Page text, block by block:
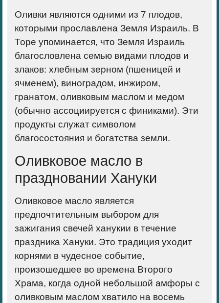
Оливки являются одними из 7 плодов,
которыми прославлена Земля Израиль. В
Торе упоминается, что Земля Израиль
благословлена семью видами плодов и
злаков: хлебным зерном (пшеницей и
ячменем), виноградом, инжиром,
гранатом, оливковым маслом и медом
(обычно ассоциируется с финиками). Эти
продукты служат символом
благосостояния и богатства земли.
Оливковое масло в
праздновании Хануки
Оливковое масло является
предпочтительным выбором для
зажигания свечей ханукии в течение
праздника Хануки. Это традиция уходит
корнями в чудесное событие,
произошедшее во времена Второго
Храма, когда одной небольшой амфоры с
оливковым маслом хватило на восемь